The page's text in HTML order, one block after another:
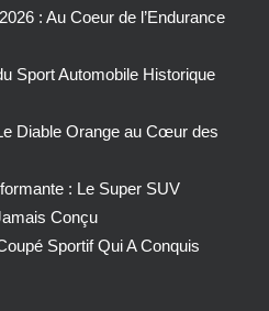
: Au Coeur de l’Endurance
Sport Automobile Historique
Diable Orange au Cœur des
: Le Super SUV
Conçu
Sportif Qui A Conquis